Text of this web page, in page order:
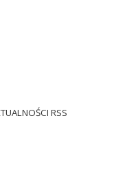
RSS